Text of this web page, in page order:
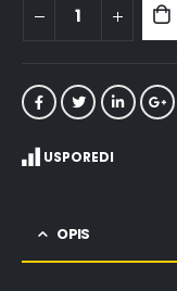
USPOREDI
OPIS